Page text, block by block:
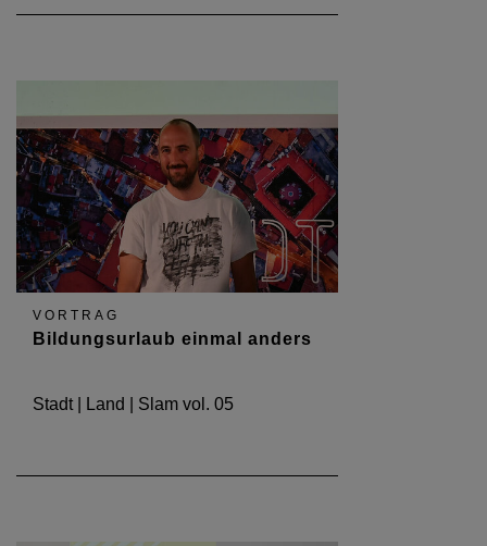
VORTRAG
Bildungsurlaub einmal anders
Stadt | Land | Slam vol. 05